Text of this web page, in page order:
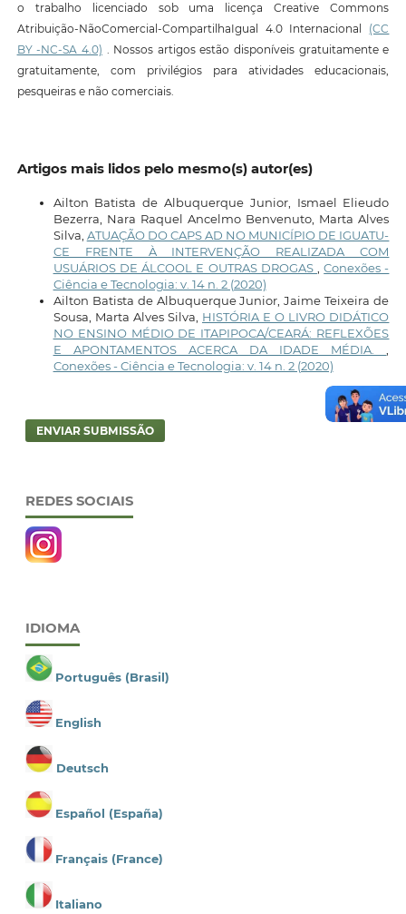
o trabalho licenciado sob uma licença Creative Commons
Atribuição-NãoComercial-CompartilhaIgual 4.0 Internacional (CC
BY -NC-SA 4.0) . Nossos artigos estão disponíveis gratuitamente e
gratuitamente, com privilégios para atividades educacionais,
pesqueiras e não comerciais.
Artigos mais lidos pelo mesmo(s) autor(es)
Ailton Batista de Albuquerque Junior, Ismael Elieudo
Bezerra, Nara Raquel Ancelmo Benvenuto, Marta Alves
Silva, ATUAÇÃO DO CAPS AD NO MUNICÍPIO DE IGUATU-
CE FRENTE À INTERVENÇÃO REALIZADA COM
USUÁRIOS DE ÁLCOOL E OUTRAS DROGAS
,Conexões -
Ciência e Tecnologia: v. 14 n. 2 (2020)
Ailton Batista de Albuquerque Junior, Jaime Teixeira de
Sousa, Marta Alves Silva, HISTÓRIA E O LIVRO DIDÁTICO
NO ENSINO MÉDIO DE ITAPIPOCA/CEARÁ: REFLEXÕES
E APONTAMENTOS ACERCA DA IDADE MÉDIA.
Conexões - Ciência e Tecnologia: v. 14 n. 2 (2020)
ENVIAR SUBMISSÃO
REDES SOCIAIS
IDIOMA
Português (Brasil)
English
Deutsch
Español (España)
Français (France)
Italiano